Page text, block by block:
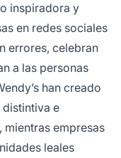
inspiradora y
en redes sociales
errores, celebran
a las personas
han creado
e
mientras empresas
leales